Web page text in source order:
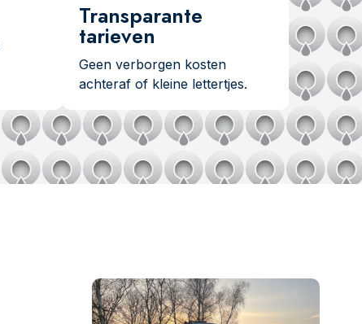
Transparante
tarieven
Geen verborgen kosten
achteraf of kleine lettertjes.